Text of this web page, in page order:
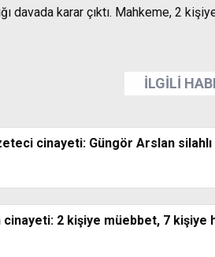
davada karar çıktı. Mahkeme, 2
İLGİLİ
cinayeti: Güngör Arslan silahlı
2 kişiye müebbet, 7 kişiye